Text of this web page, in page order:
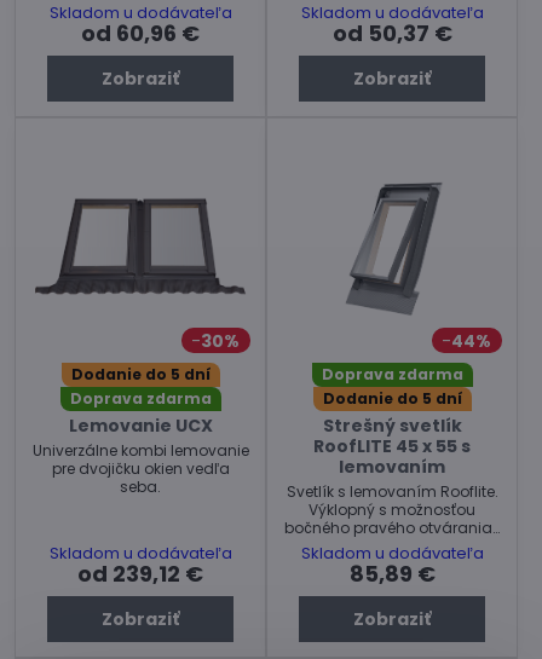
Skladom u dodávateľa
od 60,96 €
Zobraziť
Skladom u dodávateľa
od 50,37 €
Zobraziť
30%
Dodanie do 5 dní
Doprava zdarma
Lemovanie UCX
Univerzálne kombi lemovanie
pre dvojičku okien vedľa
seba.
Skladom u dodávateľa
od 239,12 €
Zobraziť
44%
Doprava zdarma
Dodanie do 5 dní
Strešný svetlík
RoofLITE 45 x 55 s
lemovaním
Svetlík s lemovaním Rooflite.
Výklopný s možnosťou
bočného pravého otvárania .
Farba : šedá
Skladom u dodávateľa
85,89 €
Zobraziť